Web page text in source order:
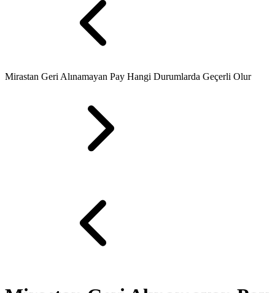
Mirastan Geri Alınamayan Pay Hangi Durumlarda Geçerli Olur